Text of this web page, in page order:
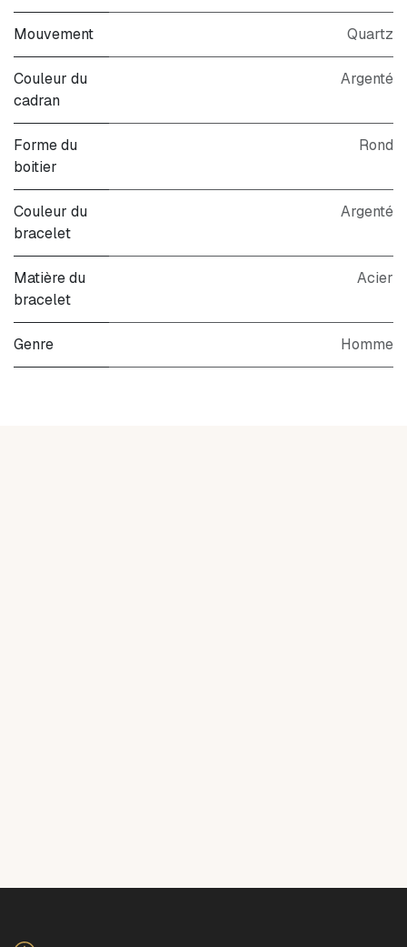
Mouvement Quartz
Couleur du
cadran
Argenté
Forme du
boitier
Rond
Couleur du
bracelet
Argenté
Matière du
bracelet
Acier
Genre Homme